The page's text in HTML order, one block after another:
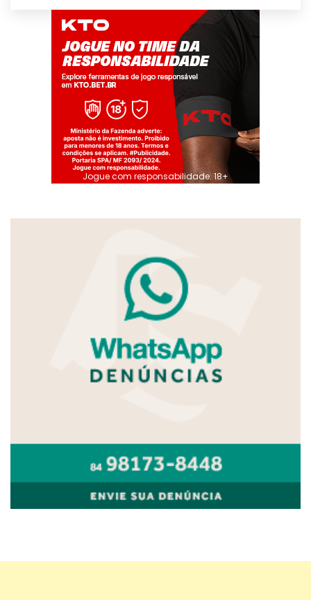
Jogue com responsabilidade. 18+